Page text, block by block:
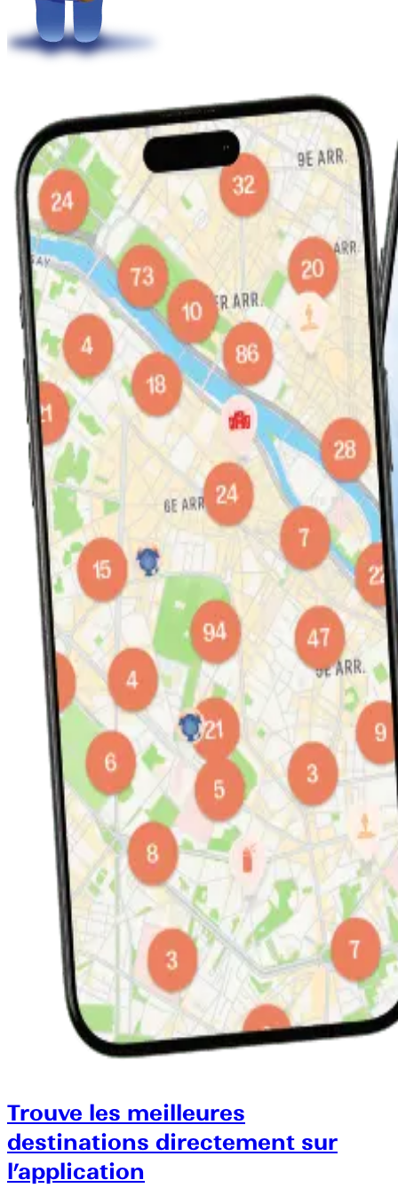
Trouve les meilleures
destinations directement sur
l’application